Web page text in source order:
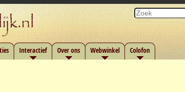
Interactief Over ons Webwinkel Colofon